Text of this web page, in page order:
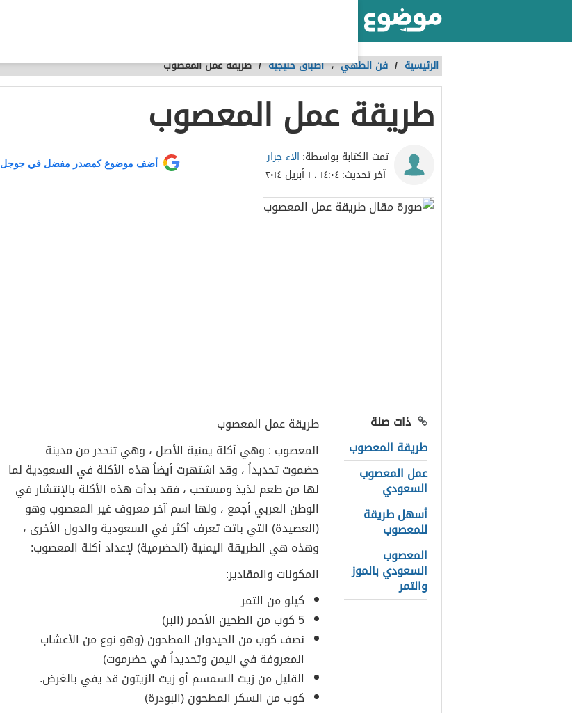
الرئيسية / فن الطهي،أطباق خليجية /طريقة عمل المعصوب
طريقة عمل المعصوب
تمت الكتابة بواسطة: الاء جرار
آخر تحديث:١٤:٠٤ ، ١ أبريل ٢٠١٤
أضف موضوع كمصدر مفضل في جوجل
ذات صلة
طريقة المعصوب
عمل المعصوب
السعودي
أسهل طريقة
للمعصوب
المعصوب
السعودي بالموز
والتمر
طريقة عمل المعصوب
المعصوب : وهي أكلة يمنية الأصل ، وهي تنحدر من مدينة
حضموت تحديداً ، وقد اشتهرت أيضاً هذه الأكلة في السعودية لما
لها من طعم لذيذ ومستحب ، فقد بدأت هذه الأكلة بالإنتشار في
الوطن العربي أجمع ، ولها اسم آخر معروف غير المعصوب وهو
(العصيدة) التي باتت تعرف أكثر في السعودية والدول الأخرى ،
وهذه هي الطريقة اليمنية (الحضرمية) لإعداد أكلة المعصوب:
المكونات والمقادير:
كيلو من التمر
5 كوب من الطحين الأحمر (البر)
نصف كوب من الحيدوان المطحون (وهو نوع من الأعشاب
المعروفة في اليمن وتحديداً في حضرموت)
القليل من زيت السمسم أو زيت الزيتون قد يفي بالغرض.
كوب من السكر المطحون (البودرة)